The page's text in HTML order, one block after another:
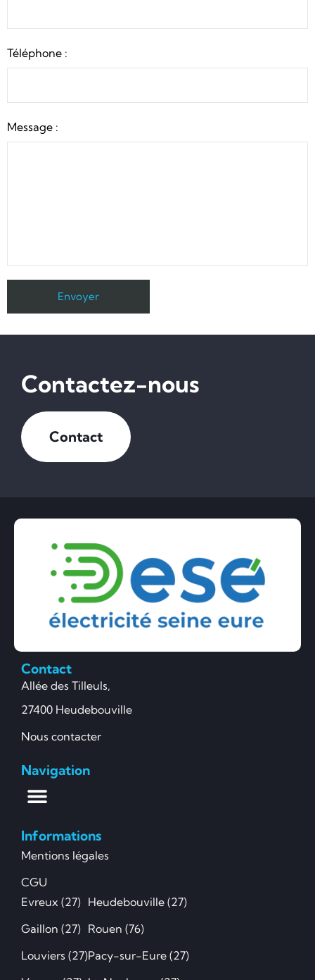
Téléphone :
Message :
Contactez-nous
Contact
Contact
Allée des Tilleuls,
27400 Heudebouville
Nous contacter
Navigation
Informations
Mentions légales
CGU
Evreux (27)
Gaillon (27)
Louviers (27)
Heudebouville (27)
Rouen (76)
Pacy-sur-Eure (27)